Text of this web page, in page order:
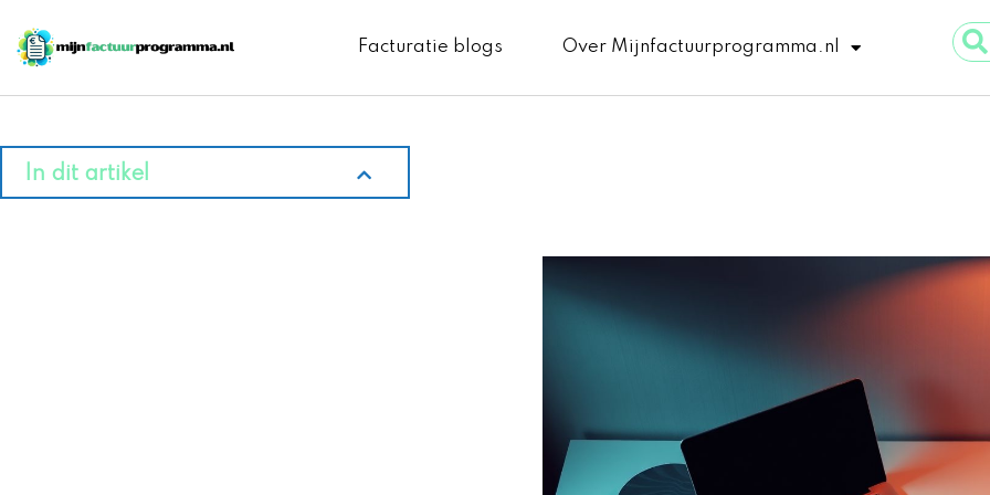
naar
de
inhoud
Facturatie blogs Over Mijnfactuurprogramma.nl
...
In dit artikel